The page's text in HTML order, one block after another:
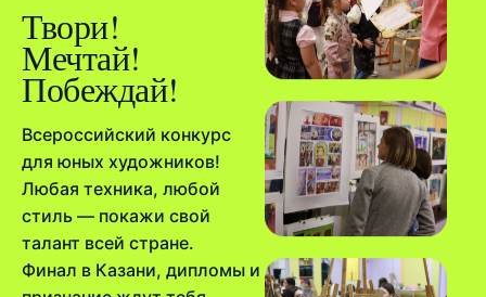
Твори!
Мечтай!
Побеждай!
Всероссийский конкурс
для юных художников!
Любая техника, любой
стиль — покажи свой
талант всей стране.
Финал в Казани, дипломы и